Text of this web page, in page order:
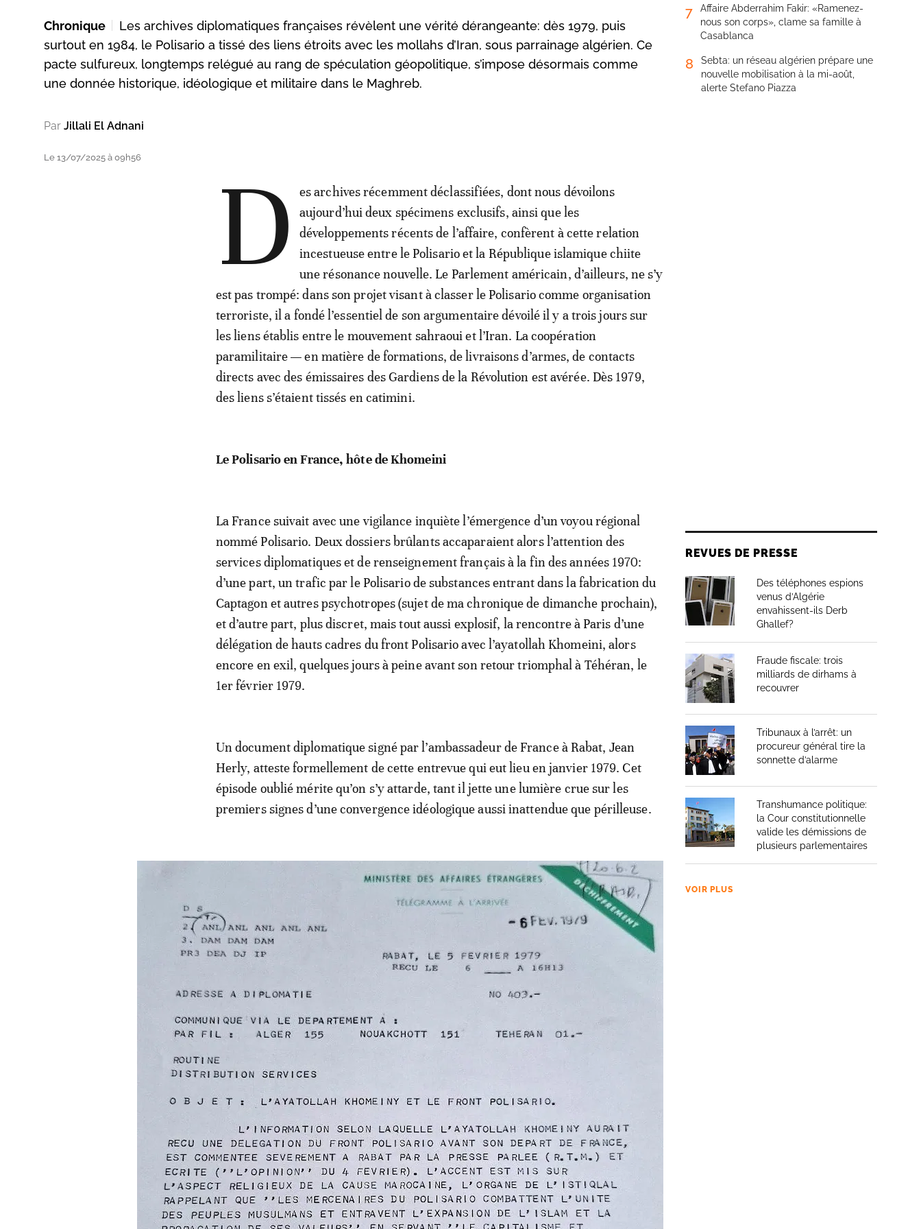
Chronique
Les archives diplomatiques françaises révèlent une vérité dérangeante: dès 1979, puis
surtout en 1984, le Polisario a tissé des liens étroits avec les mollahs d’Iran, sous parrainage algérien. Ce
pacte sulfureux, longtemps relégué au rang de spéculation géopolitique, s’impose désormais comme
une donnée historique, idéologique et militaire dans le Maghreb.
Par Jillali El Adnani
Le 13/07/2025 à 09h56 D
es archives récemment déclassifiées, dont nous dévoilons
aujourd’hui deux spécimens exclusifs, ainsi que les
développements récents de l’affaire, confèrent à cette relation
incestueuse entre le Polisario et la République islamique chiite
une résonance nouvelle. Le Parlement américain, d’ailleurs, ne s’y
est pas trompé: dans son projet visant à classer le Polisario comme organisation
terroriste, il a fondé l’essentiel de son argumentaire dévoilé il y a trois jours sur
les liens établis entre le mouvement sahraoui et l’Iran. La coopération
paramilitaire — en matière de formations, de livraisons d’armes, de contacts
directs avec des émissaires des Gardiens de la Révolution est avérée. Dès 1979,
des liens s’étaient tissés en catimini.
Le Polisario en France, hôte de Khomeini
La France suivait avec une vigilance inquiète l’émergence d’un voyou régional
nommé Polisario. Deux dossiers brûlants accaparaient alors l’attention des
services diplomatiques et de renseignement français à la fin des années 1970:
d’une part, un trafic par le Polisario de substances entrant dans la fabrication du
Captagon et autres psychotropes (sujet de ma chronique de dimanche prochain),
et d’autre part, plus discret, mais tout aussi explosif, la rencontre à Paris d’une
délégation de hauts cadres du front Polisario avec l’ayatollah Khomeini, alors
encore en exil, quelques jours à peine avant son retour triomphal à Téhéran, le
1er février 1979.
Un document diplomatique signé par l’ambassadeur de France à Rabat, Jean
Herly, atteste formellement de cette entrevue qui eut lieu en janvier 1979. Cet
épisode oublié mérite qu’on s’y attarde, tant il jette une lumière crue sur les
premiers signes d’une convergence idéologique aussi inattendue que périlleuse.
7
Affaire Abderrahim Fakir: «Ramenez-
nous son corps», clame sa famille à
Casablanca
8
Sebta: un réseau algérien prépare une
nouvelle mobilisation à la mi-août,
alerte Stefano Piazza
REVUES DE PRESSE
Des téléphones espions
venus d’Algérie
envahissent-ils Derb
Ghallef?
Fraude fiscale: trois
milliards de dirhams à
recouvrer
Tribunaux à l’arrêt: un
procureur général tire la
sonnette d’alarme
Transhumance politique:
la Cour constitutionnelle
valide les démissions de
plusieurs parlementaires
VOIR PLUS